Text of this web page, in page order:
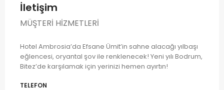
İletişim
MÜŞTERI HIZMETLERI
Hotel Ambrosia’da Efsane Ümit’in sahne alacağı yılbaşı
eğlencesi, oryantal şov ile renklenecek! Yeni yılı Bodrum,
Bitez’de karşılamak için yerinizi hemen ayırtın!
TELEFON